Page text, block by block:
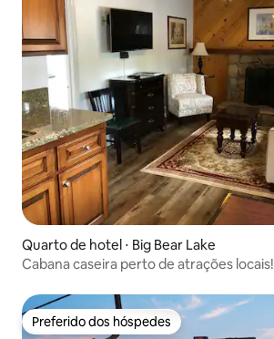
Quarto de hotel ⋅ Big Bear Lake
Cabana caseira perto de atrações locais!
Preferido dos hóspedes
Preferido dos hóspedes